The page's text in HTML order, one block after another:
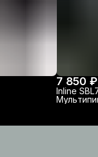
7 850 ₽
Inline